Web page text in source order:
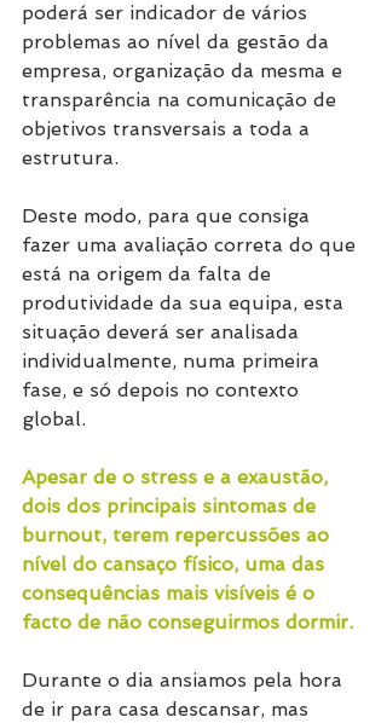
poderá ser indicador de vários
problemas ao nível da gestão da
empresa, organização da mesma e
transparência na comunicação de
objetivos transversais a toda a
estrutura.
Deste modo, para que consiga
fazer uma avaliação correta do que
está na origem da falta de
produtividade da sua equipa, esta
situação deverá ser analisada
individualmente, numa primeira
fase, e só depois no contexto
global.
Apesar de o stress e a exaustão,
dois dos principais sintomas de
burnout, terem repercussões ao
nível do cansaço físico, uma das
consequências mais visíveis é o
facto de não conseguirmos dormir.
Durante o dia ansiamos pela hora
de ir para casa descansar, mas